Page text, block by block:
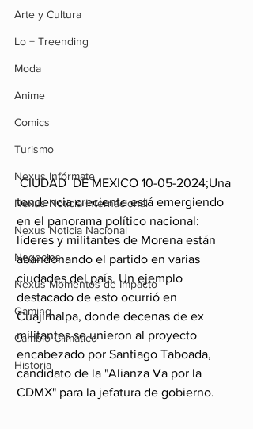
Arte y Cultura
Lo + Treending
Moda
Anime
Comics
Turismo
Nexus Infórmate
Nexus Noticia Internacional
Nexus Noticia Nacional
Negocios
Nexus Momentos de Impacto
Gaming
Cambio Climatico
Historia
CIUDAD  DE MEXICO 10-05-2024;Una
tendencia creciente está emergiendo
en el panorama político nacional:
líderes y militantes de Morena están
abandonando el partido en varias
ciudades del país. Un ejemplo
destacado de esto ocurrió en
Cuajimalpa, donde decenas de ex
militantes se unieron al proyecto
encabezado por Santiago Taboada,
candidato de la "Alianza Va por la
CDMX" para la jefatura de gobierno.